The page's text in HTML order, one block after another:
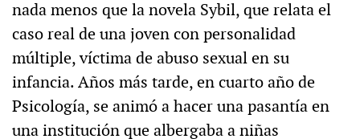
nada menos que la novela Sybil, que relata el
caso real de una joven con personalidad
múltiple, víctima de abuso sexual en su
infancia. Años más tarde, en cuarto año de
Psicología, se animó a hacer una pasantía en
una institución que albergaba a niñas